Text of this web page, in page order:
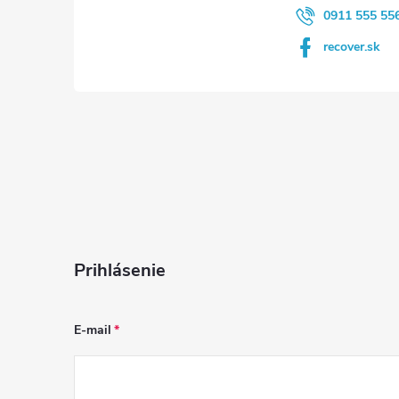
0911 555
recover.sk
Prihlásenie
E-mail